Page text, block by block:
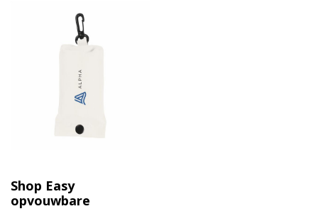
Shop Easy
opvouwbare